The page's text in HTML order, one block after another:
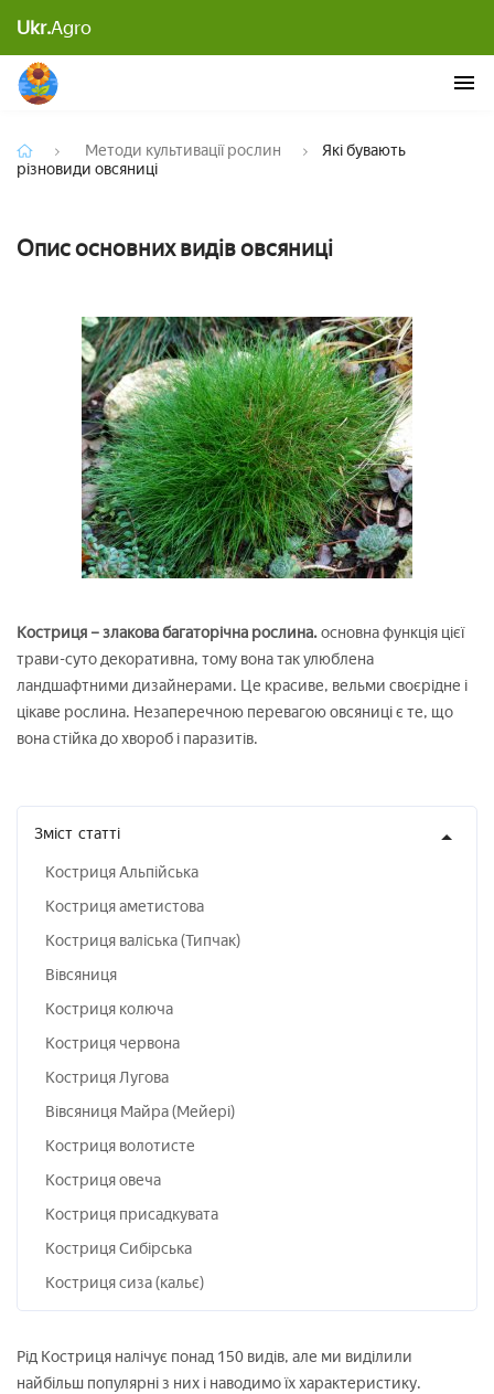
Ukr.Agro
Методи культивації рослин
Які бувають
різновиди овсяниці
Опис основних видів овсяниці
Костриця – злакова багаторічна рослина.основна функція цієї
трави-суто декоративна, тому вона так улюблена
ландшафтними дизайнерами. Це красиве, вельми своєрідне і
цікаве рослина. Незаперечною перевагою овсяниці є те, що
вона стійка до хвороб і паразитів.
Зміст статті
Костриця Альпійська
Костриця аметистова
Костриця валіська (Типчак)
Вівсяниця
Костриця колюча
Костриця червона
Костриця Лугова
Вівсяниця Майра (Мейері)
Костриця волотисте
Костриця овеча
Костриця присадкувата
Костриця Сибірська
Костриця сиза (кальє)
Рід Костриця налічує понад 150 видів, але ми виділили
найбільш популярні з них і наводимо їх характеристику.